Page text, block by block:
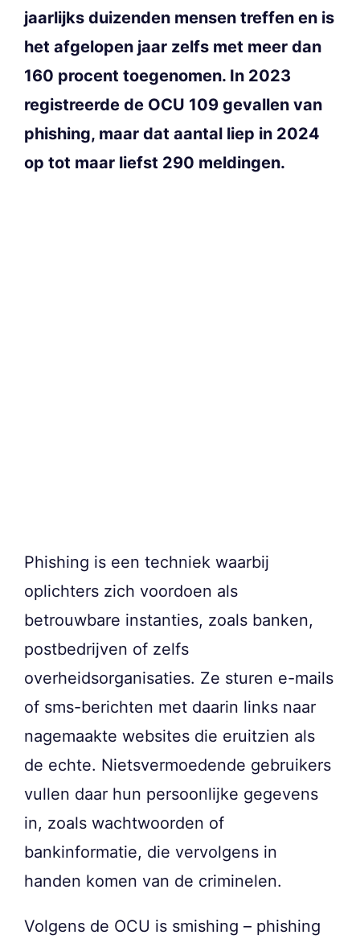
jaarlijks duizenden mensen treffen en is
het afgelopen jaar zelfs met meer dan
160 procent toegenomen. In 2023
registreerde de OCU 109 gevallen van
phishing, maar dat aantal liep in 2024
op tot maar liefst 290 meldingen.
Phishing is een techniek waarbij
oplichters zich voordoen als
betrouwbare instanties, zoals banken,
postbedrijven of zelfs
overheidsorganisaties. Ze sturen e-mails
of sms-berichten met daarin links naar
nagemaakte websites die eruitzien als
de echte. Nietsvermoedende gebruikers
vullen daar hun persoonlijke gegevens
in, zoals wachtwoorden of
bankinformatie, die vervolgens in
handen komen van de criminelen.
Volgens de OCU is smishing – phishing